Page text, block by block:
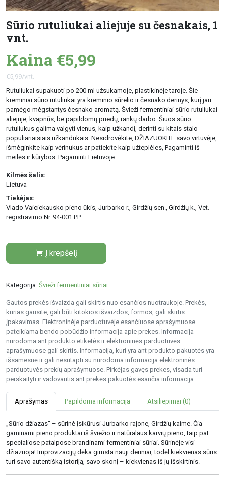
Sūrio rutuliukai aliejuje su česnakais, 1
vnt.
Kaina €5,99
€5,99/vnt.
Rutuliukai supakuoti po 200 ml užsukamoje, plastikinėje taroje. Šie
kreminiai sūrio rutuliukai yra kreminio sūrelio ir česnako derinys, kurį jau
pamėgo mėgstantys česnako aromatą. Švieži fermentiniai sūrio rutuliukai
aliejuje, kvapnūs, be papildomų priedų, rankų darbo. Šiuos sūrio
rutuliukus galima valgyti vienus, kaip užkandį, derinti su kitais stalo
populiariaisiais užkandukais. Nesidrovėkite, DŽIAZUOKITE savo virtuvėje,
išmėginkite kaip vėrinukus ar patiekite kaip užteplėles, Pagaminti iš
meilės ir kūrybos. Pagaminti Lietuvoje.
Kilmės šalis:
Lietuva
Tiekėjas:
Vlado Vaiciekausko pieno ūkis, Jurbarko r., Girdžių sen., Girdžių k., Vet.
registravimo Nr. 94-001 PP.
Į krepšelį
Kategorija: Švieži fermentiniai sūriai
Gautos prekės išvaizda gali skirtis nuo esančios nuotraukoje. Prekės,
kurias gausite, gali būti kitokios išvaizdos, formos, gali skirtis
įpakavimas. Elektroninėje parduotuvėje esančiuose aprašymuose
pateikiama bendo pobūdžio informacija apie prekes. Informacija
nurodoma ant produkto etiketės ir elektroninės parduotuvės
aprašymuose gali skirtis. Informacija, kuri yra ant produkto pakuotės yra
išsamesnė ir gali nesutapti su nurodoma informacija elektroninės
parduotuvės prekių aprašymuose. Pirkėjas gavęs prekes, visada turi
perskaityti ir vadovautis ant prekės pakuotės esančia informacija.
Aprašymas Papildoma informacija Atsiliepimai (0)
„Sūrio džiazas“ – sūrinė įsikūrusi Jurbarko rajone, Girdžių kaime. Čia
gaminami pieno produktai iš šviežio ir natūralaus karvių pieno, taip pat
specialiose patalpose brandinami fermentiniai sūriai. Sūrinėje visi
džiazuoja! Improvizacijų dėka gimsta nauji deriniai, todėl kiekvienas sūris
turi savo autentišką istoriją, savo skonį – kiekvienas iš jų išskirtinis.